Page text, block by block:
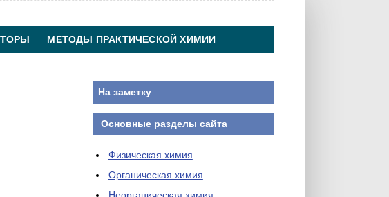
МЕТОДЫ ПРАКТИЧЕСКОЙ ХИМИИ
На заметку
Основные разделы сайта
Физическая химия
Органическая химия